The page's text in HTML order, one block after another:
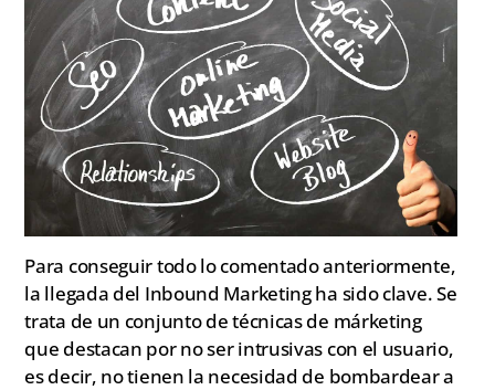
Para conseguir todo lo comentado anteriormente,
la llegada del Inbound Marketing ha sido clave. Se
trata de un conjunto de técnicas de márketing
que destacan por no ser intrusivas con el usuario,
es decir, no tienen la necesidad de bombardear a